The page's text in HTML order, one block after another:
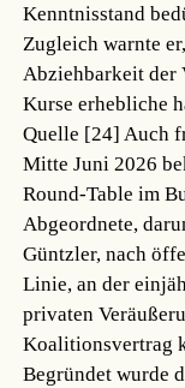
Kenntnisstand
Zugleich warnte
Abziehbarkeit der
Kurse erhebliche
Quelle [24] Auch
Mitte Juni 2026
Round-Table im
Abgeordnete,
Güntzler, nach
Linie, an der
privaten
Koalitionsvertrag
Begründet wurde